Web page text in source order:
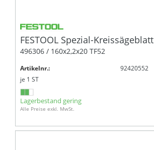
FESTOOL Spezial-Kreissägeblatt
496306 / 160x2,2x20 TF52
Artikelnr.:
92420552
je 1 ST
Lagerbestand gering
Alle Preise exkl. MwSt.